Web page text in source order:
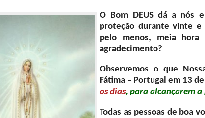
O Bom DEUS dá a nós
proteção durante vinte e
pelo menos, meia
agradecimento?
Observemos o que
Fátima – Portugal em 13
os dias, para alcançarem
Todas as pessoas de boa